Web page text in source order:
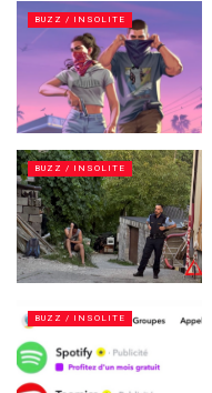
BUZZ / INSOLITE
BUZZ / INSOLITE
BUZZ / INSOLITE